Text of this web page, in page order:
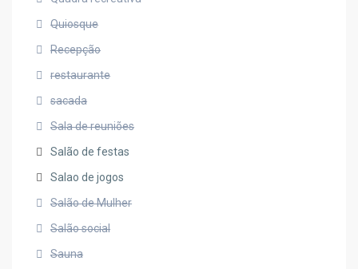
Quiosque
Recepção
restaurante
sacada
Sala de reuniões
Salão de festas
Salao de jogos
Salão de Mulher
Salão social
Sauna